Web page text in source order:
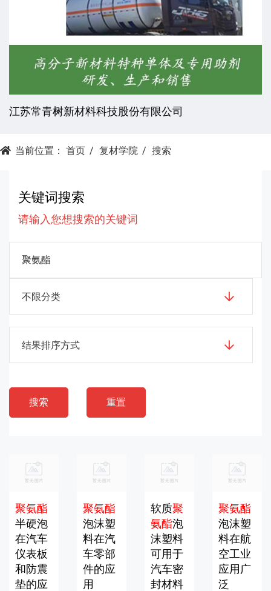
江苏常青树新材料科技股份有限公司
当前位置： 首页 复材学院 搜索
关键词搜索
请输入您想搜索的关键词
不限分类
结果排序方式
搜索 重置
聚氨酯
半硬泡
在汽车
仪表板
和防震
垫的应
聚氨酯
泡沫塑
料在汽
车零部
件的应
用
软质聚
氨酯泡
沫塑料
可用于
汽车密
封材料
聚氨酯
泡沫塑
料在航
空工业
应用广
泛